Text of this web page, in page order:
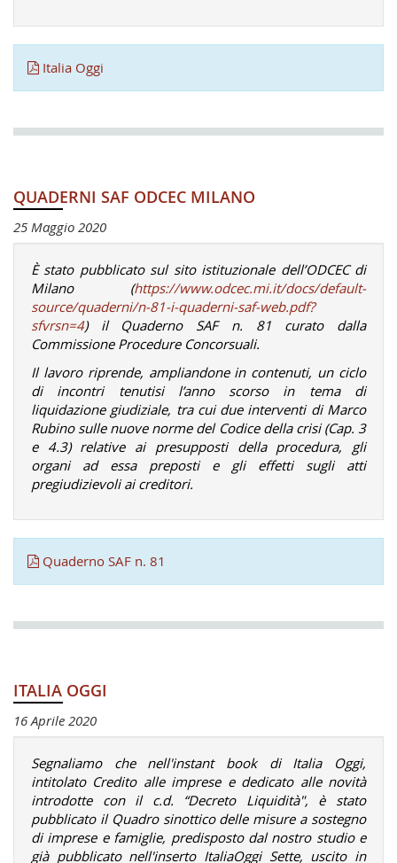
Italia Oggi
QUADERNI SAF ODCEC MILANO
25 Maggio 2020
È stato pubblicato sul sito istituzionale dell’ODCEC di
Milano (https://www.odcec.mi.it/docs/default-
source/quaderni/n-81-i-quaderni-saf-web.pdf?
sfvrsn=4) il Quaderno SAF n. 81 curato dalla
Commissione Procedure Concorsuali.
Il lavoro riprende, ampliandone in contenuti, un ciclo
di incontri tenutisi l’anno scorso in tema di
liquidazione giudiziale, tra cui due interventi di Marco
Rubino sulle nuove norme del Codice della crisi (Cap. 3
e 4.3) relative ai presupposti della procedura, gli
organi ad essa preposti e gli effetti sugli atti
pregiudizievoli ai creditori.
Quaderno SAF n. 81
ITALIA OGGI
16 Aprile 2020
Segnaliamo che nell'instant book di Italia Oggi,
intitolato Credito alle impresee dedicato alle novità
introdotte con il c.d. “Decreto Liquidità", è stato
pubblicato il Quadro sinottico delle misure a sostegno
di imprese e famiglie, predisposto dal nostro studio e
già pubblicato nell'inserto ItaliaOggi Sette, uscito in